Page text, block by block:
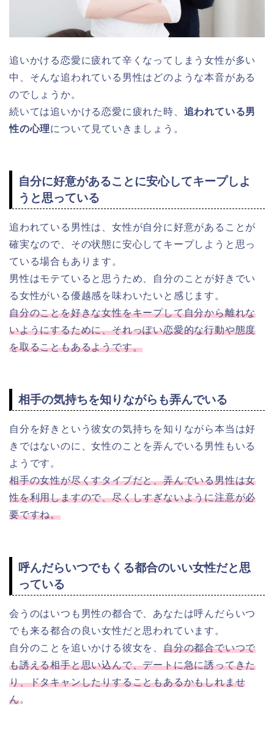
追いかける恋愛に疲れて辛くなってしまう女性が多い
中、そんな追われている男性はどのような本音がある
のでしょうか。
続いては追いかける恋愛に疲れた時、 追われている男
性の心理について見ていきましょう。
自分に好意があることに安心してキープしよ
うと思っている
追われている男性は、女性が自分に好意があることが
確実なので、その状態に安心してキープしようと思っ
ている場合もあります。
男性はモテていると思うため、自分のことが好きでい
る女性がいる優越感を味わいたいと感じます。
自分のことを好きな女性をキープして自分から離れな
いようにするために、それっぽい恋愛的な行動や態度
を取ることもあるようです。
相手の気持ちを知りながらも弄んでいる
自分を好きという彼女の気持ちを知りながら本当は好
きではないのに、女性のことを弄んでいる男性もいる
ようです。
相手の女性が尽くすタイプだと、弄んでいる男性は女
性を利用しますので、尽くしすぎないように注意が必
要ですね。
呼んだらいつでもくる都合のいい女性だと思
っている
会うのはいつも男性の都合で、あなたは呼んだらいつ
でも来る都合の良い女性だと思われています。
自分のことを追いかける彼女を、 自分の都合でいつで
も誘える相手と思い込んで、デートに急に誘ってきた
り、ドタキャンしたりすることもあるかもしれませ
ん。